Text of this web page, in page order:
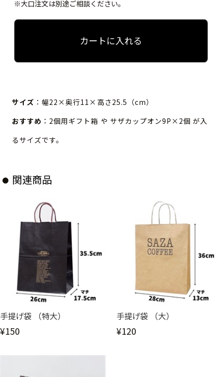
※大口注文は別途ご相談ください。
カートに入れる
サイズ ：幅22×奥行11×高さ25.5（cm）
おすすめ ：2個用ギフト箱 や サザカップオン9P×2個 が入
るサイズです。
関連商品
手提げ袋 （特大）
¥150
手提げ袋 （大）
¥120